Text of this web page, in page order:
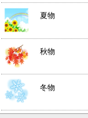
夏物
秋物
冬物